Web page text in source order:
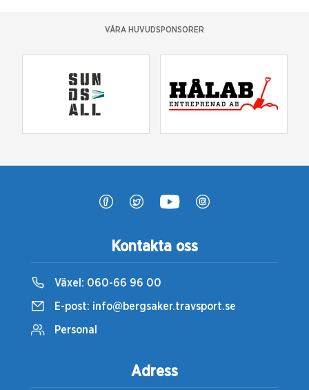
VÅRA HUVUDSPONSORER
Kontakta oss
Växel: 060-66 96 00
E-post: info@bergsaker.travsport.se
Personal
Adress